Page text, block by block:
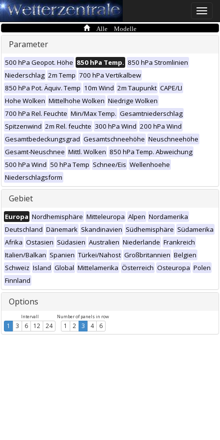
Toggle
Alle Modelle
Parameter
500 hPa Geopot. Höhe 850 hPa Temp. 850 hPa Stromlinien
Niederschlag 2m Temp 700 hPa Vertikalbew
850 hPa Pot. Äquiv. Temp 10m Wind 2m Taupunkt CAPE/LI
Hohe Wolken Mittelhohe Wolken Niedrige Wolken
700 hPa Rel. Feuchte Min/Max Temp. Gesamtniederschlag
Spitzenwind 2m Rel. feuchte 300 hPa Wind 200 hPa Wind
Gesamtbedeckungsgrad Gesamtschneehöhe Neuschneehöhe
Gesamt-Neuschnee Mittl. Wolken 850 hPa Temp. Abweichung
500 hPa Wind 50 hPa Temp Schnee/Eis Wellenhoehe
Niederschlagsform
Gebiet
Europa Nordhemisphäre Mitteleuropa Alpen Nordamerika
Deutschland Dänemark Skandinavien Südhemisphäre Südamerika
Afrika Ostasien Südasien Australien Niederlande Frankreich
Italien/Balkan Spanien Türkei/Nahost Großbritannien Belgien
Schweiz Island Global Mittelamerika Österreich Osteuropa Polen
Finnland
Options
Intervall
1 3 6 12 24
Number of panels in row
1 2 3 4 6